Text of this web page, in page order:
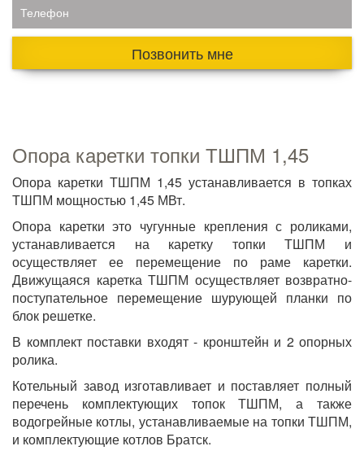
Телефон
Позвонить мне
Опора каретки топки ТШПМ 1,45
Опора каретки ТШПМ 1,45 устанавливается в топках
ТШПМ мощностью 1,45 МВт.
Опора каретки это чугунные крепления с роликами,
устанавливается на каретку топки ТШПМ и
осуществляет ее перемещение по раме каретки.
Движущаяся каретка ТШПМ осуществляет возвратно-
поступательное перемещение шурующей планки по
блок решетке.
В комплект поставки входят - кронштейн и 2 опорных
ролика.
Котельный завод изготавливает и поставляет полный
перечень комплектующих топок ТШПМ, а также
водогрейные котлы, устанавливаемые на топки ТШПМ,
и комплектующие котлов Братск.